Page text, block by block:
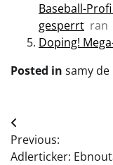
Baseball-
gesperrt ran
Doping!
Posted in samy de
Post
navigation
Previous:
Adlerticker: